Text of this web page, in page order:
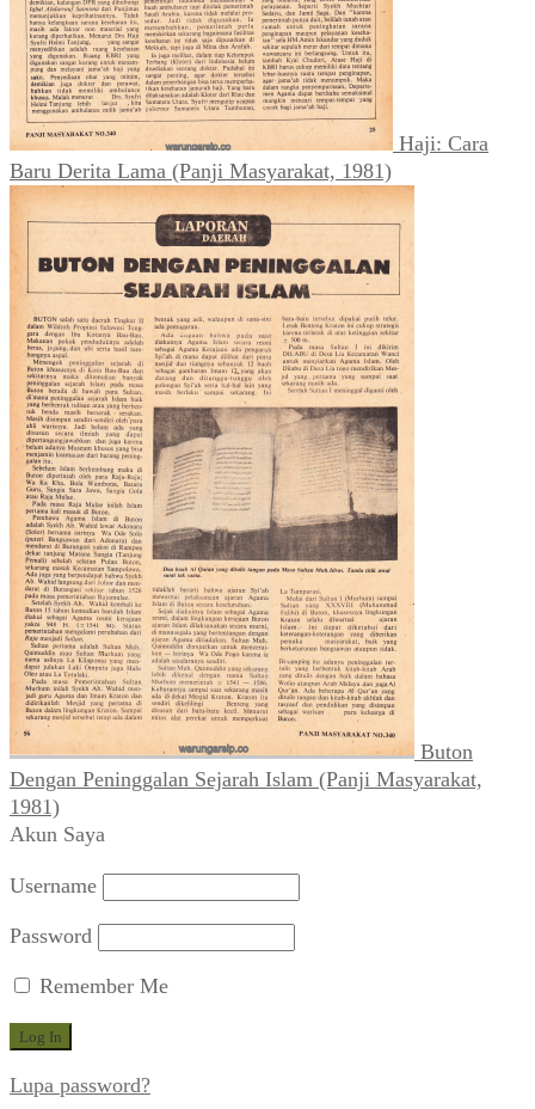
Haji: Cara
Baru Derita Lama (Panji Masyarakat, 1981)
Buton
Dengan Peninggalan Sejarah Islam (Panji Masyarakat,
1981)
Akun Saya
Username
Password
Remember Me
Lupa password?